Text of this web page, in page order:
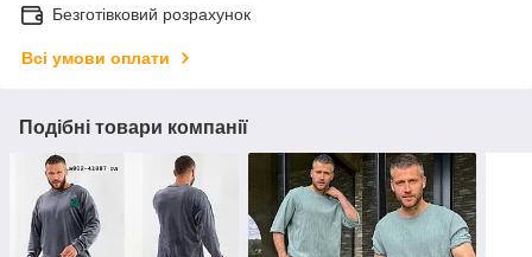
Безготівковий розрахунок
Всі умови оплати
Подібні товари компанії